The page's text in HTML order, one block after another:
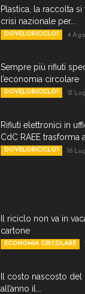
Plastica, la raccolta
crisi nazionale per...
DOVELORICICLO? 4
Sempre più rifiuti
l’economia circolare
DOVELORICICLO? 21
Rifiuti elettronici in
CdC RAEE trasforma
DOVELORICICLO? 16
Il riciclo non va in
cartone
ECONOMIA CIRCOLARE
Il costo nascosto
all’anno il...